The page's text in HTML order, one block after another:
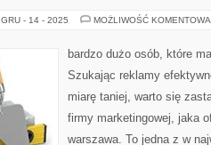
GRU - 14 - 2025 MOŻLIWOŚĆ
bardzo dużo osób, które
Szukając reklamy
miarę taniej, warto się
firmy marketingowej, jaka
warszawa. To jedna z w